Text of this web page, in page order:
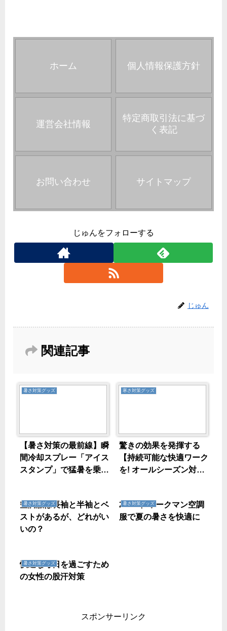
ホーム 個人情報保護方針
運営会社情報
特定商取引法に基づ
く表記
お問い合わせ サイトマップ
じゅんをフォローする
じゅん
関連記事
暑さ対策グッズ
【暑さ対策の最前線】瞬
間冷却スプレー「アイス
スタンプ」で猛暑を乗り
寒さ対策グッズ
驚きの効果を発揮する
【持続可能な快適ワーク
を! オールシーズン対応
暑さ対策グッズ
空調服は長袖と半袖とベ
ストがあるが、どれがい
いの？
暑さ対策グッズ
2023年 ワークマン空調
服で夏の暑さを快適に
暑さ対策グッズ
快適な毎日を過ごすため
の女性の股汗対策
スポンサーリンク